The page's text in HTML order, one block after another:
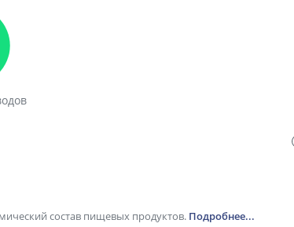
состав пищевых продуктов. Подробнее...